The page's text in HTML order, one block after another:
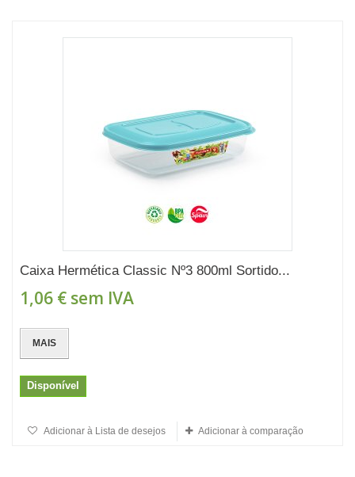
Caixa Hermética Classic Nº3 800ml Sortido...
1,06 € sem IVA
MAIS
Disponível
Adicionar à Lista de desejos Adicionar à comparação